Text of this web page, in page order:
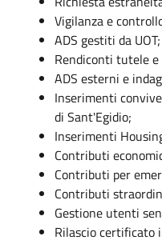
Vigilanza e
ADS gestiti da UOT;
Rendiconti tutele
ADS esterni e
Inserimenti
di Sant'Egidio;
Inserimenti
Contributi
Contributi per
Contributi
Gestione utenti
Rilascio certificato